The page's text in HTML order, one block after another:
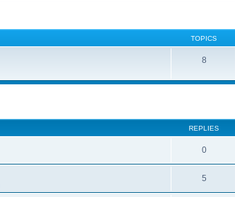
TOPICS
8
REPLIES
0
5